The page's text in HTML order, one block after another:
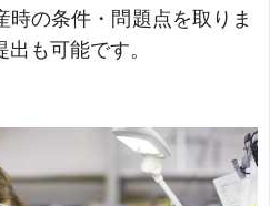
の条件・問題点を取りま
も可能です。